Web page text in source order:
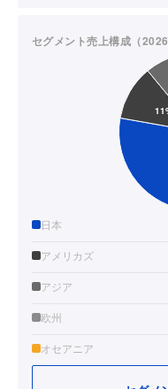
セグメント売上構成（
日本
アメリカズ
アジア
欧州
オセアニア